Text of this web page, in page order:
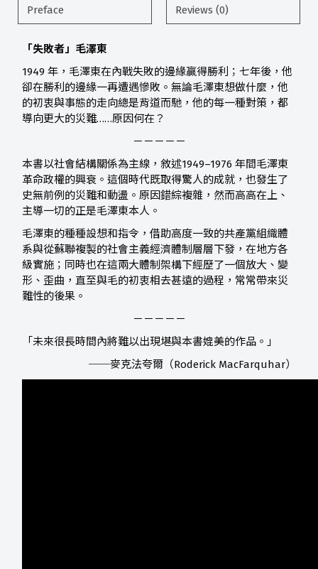
Preface Reviews (0)
「失敗者」毛澤東
1949 年，毛澤東在內戰失敗的邊緣贏得勝利；七年後，他
卻在勝利的邊緣一再遭遇慘敗。無論毛澤東想做什麼，他
的初衷與事態的走向總是背道而馳，他的每一種對策，都
導向更大的災難……原因何在？
－－－－－
本書以社會結構關係為主線，敘述1949–1976 年間毛澤東
革命政權的興衰。這個時代既取得驚人的成就，也發生了
史無前例的災難和動盪。原因錯綜複雜，然而高高在上、
主導一切的正是毛澤東本人。
毛澤東的種種設想和指令，借助高度一致的共產黨組織體
系與從蘇聯複製的社會主義經濟體制層層下發，在地方各
級實施；同時也在這兩大體制架構下經歷了一個放大、變
形、歪曲，直至與毛的初衷相去甚遠的過程，常常帶來災
難性的後果。
－－－－－
「未來很長時間內將難以出現堪與本書媲美的作品。」
──麥克法夸爾（Roderick MacFarquhar）